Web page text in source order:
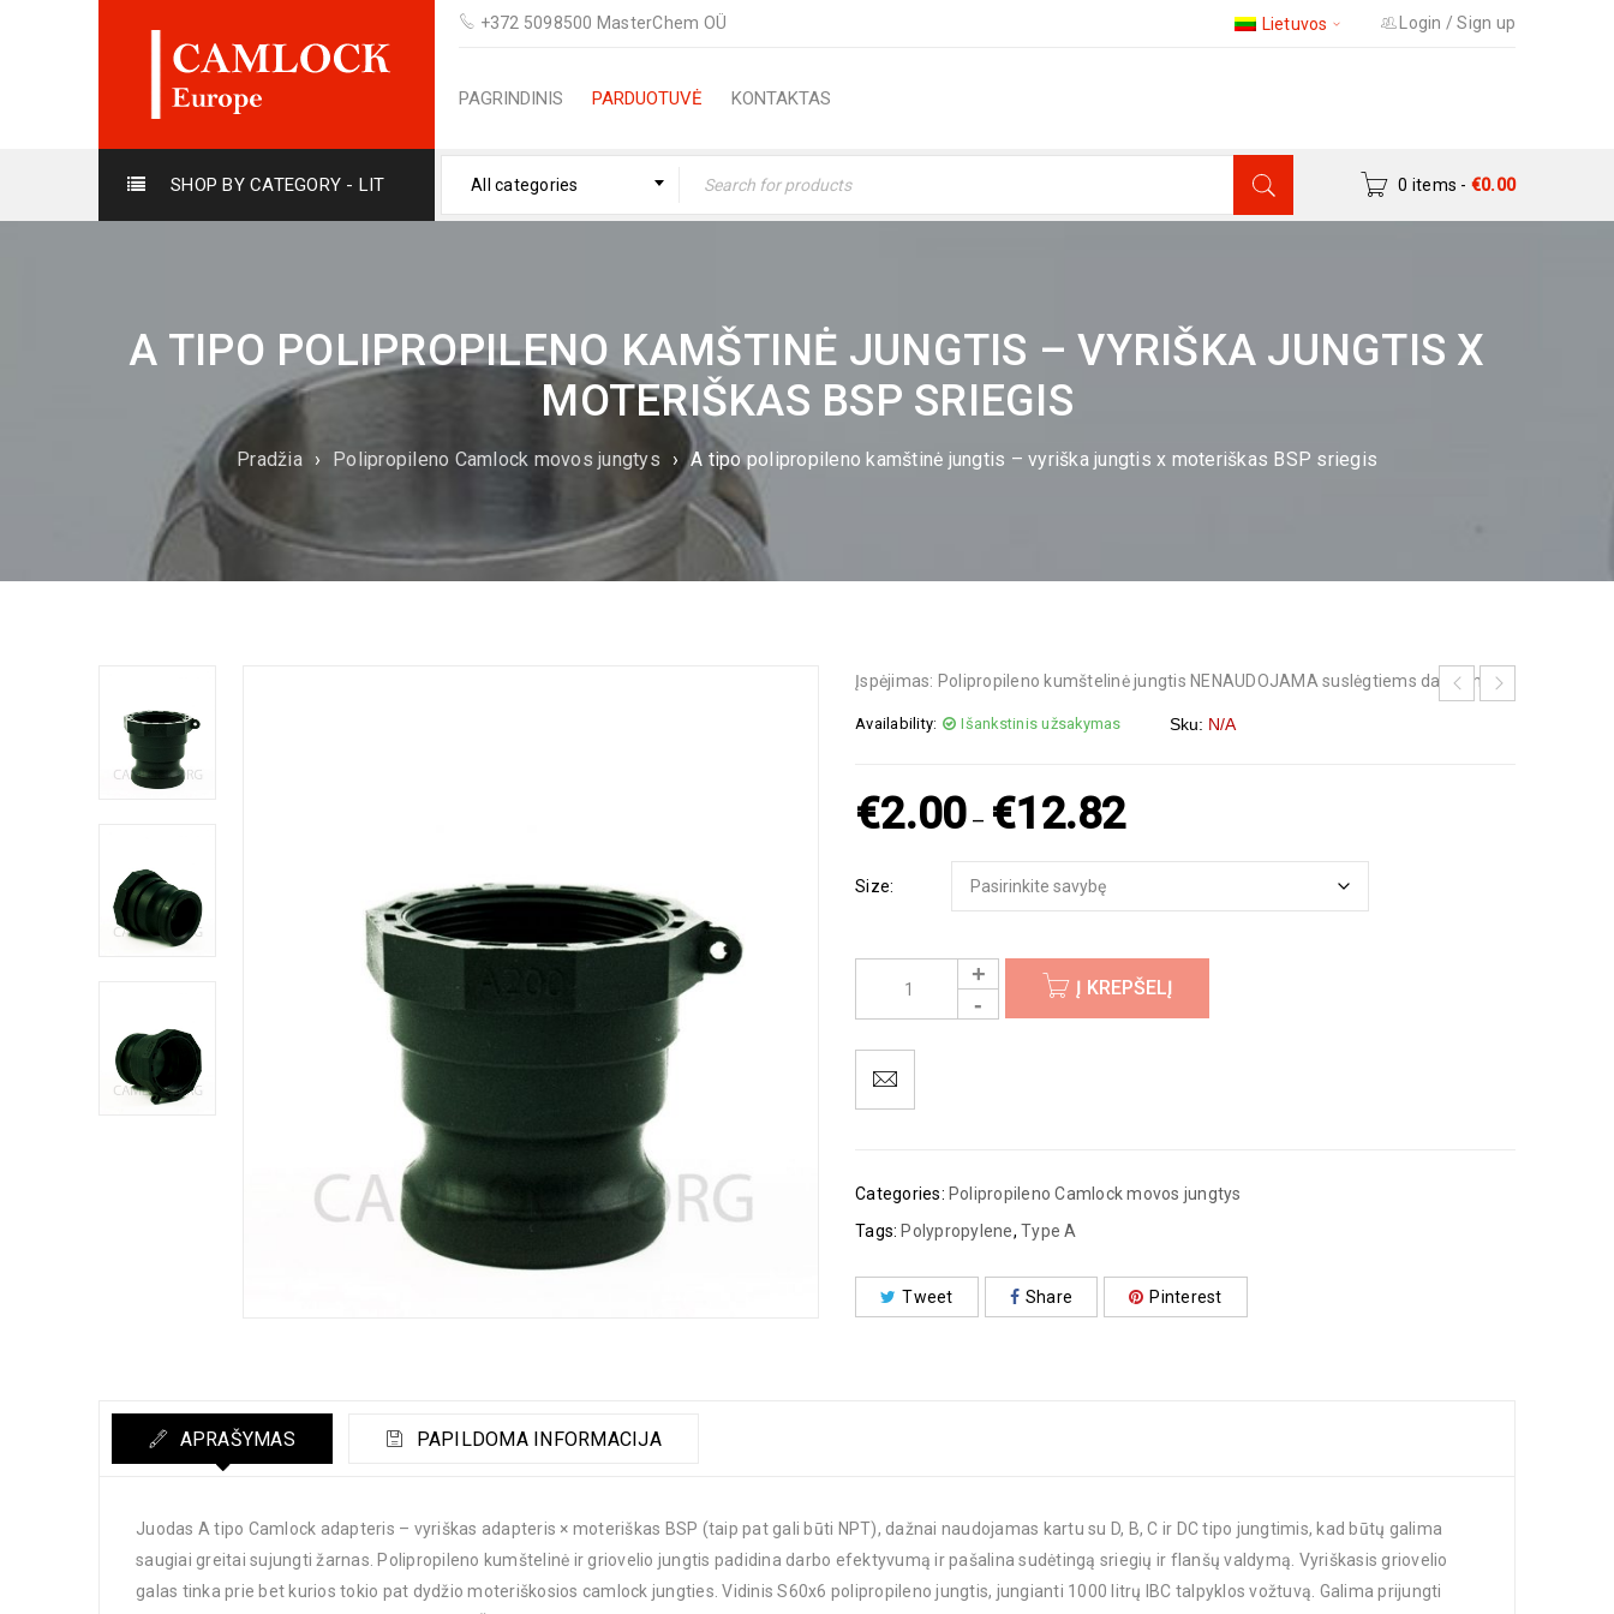
+372 5098500 MasterChem OÜ Login /Sign up
Lietuvos
PAGRINDINIS PARDUOTUVĖ KONTAKTAS
SHOP BY CATEGORY - LIT All categories 0 items - €0.00
A TIPO POLIPROPILENO KAMŠTINĖ JUNGTIS – VYRIŠKA JUNGTIS X
MOTERIŠKAS BSP SRIEGIS
Pradžia › Polipropileno Camlock movos jungtys › A tipo polipropileno kamštinė jungtis – vyriška jungtis x moteriškas BSP sriegis
Įspėjimas: Polipropileno kumštelinė jungtis NENAUDOJAMA suslėgtiems darbams.
Availability: Išankstinis užsakymas Sku: N/A
€2.00 – €12.82
Size:
Į KREPŠELĮ
Categories: Polipropileno Camlock movos jungtys
Tags: Polypropylene, Type A
Tweet Share Pinterest
APRAŠYMAS PAPILDOMA INFORMACIJA
Juodas A tipo Camlock adapteris – vyriškas adapteris × moteriškas BSP (taip pat gali būti NPT), dažnai naudojamas kartu su D, B, C ir DC tipo jungtimis, kad būtų galima
saugiai greitai sujungti žarnas. Polipropileno kumštelinė ir griovelio jungtis padidina darbo efektyvumą ir pašalina sudėtingą sriegių ir flanšų valdymą. Vyriškasis griovelio
galas tinka prie bet kurios tokio pat dydžio moteriškosios camlock jungties. Vidinis S60x6 polipropileno jungtis, jungianti 1000 litrų IBC talpyklos vožtuvą. Galima prijungti